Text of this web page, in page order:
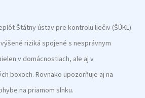
Štátny ústav pre kontrolu liečiv (ŠÚKL)
riziká spojené s nesprávnym
v domácnostiach, ale aj v
boxoch. Rovnako upozorňuje aj na
na priamom slnku.